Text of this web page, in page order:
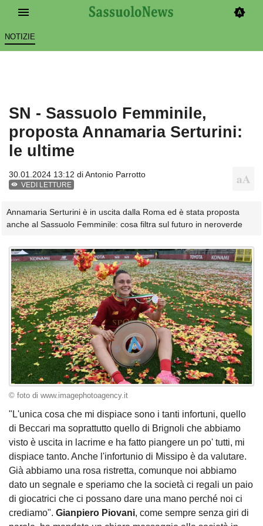
NOTIZIE
SN - Sassuolo Femminile,
proposta Annamaria Serturini:
le ultime
30.01.2024 13:12 diAntonio Parrotto
VEDI LETTURE
Annamaria Serturini è in uscita dalla Roma ed è stata proposta
anche al Sassuolo Femminile: cosa filtra sul futuro in neroverde
© foto di www.imagephotoagency.it
"L'unica cosa che mi dispiace sono i tanti infortuni, quello
di Beccari ma soprattutto quello di Brignoli che abbiamo
visto è uscita in lacrime e ha fatto piangere un po' tutti, mi
dispiace tanto. Anche l'infortunio di Missipo è da valutare.
Già abbiamo una rosa ristretta, comunque noi abbiamo
dato un segnale e speriamo che la società ci regali un paio
di giocatrici che ci possano dare una mano perché noi ci
crediamo". Gianpiero Piovani, come sempre senza giri di